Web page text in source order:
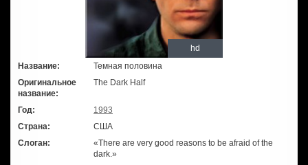
hd
Название:
Темная половина
Оригинальное
название:
The Dark Half
Год:
1993
Страна:
США
Слоган:
«There are very good reasons to be afraid of the
dark.»